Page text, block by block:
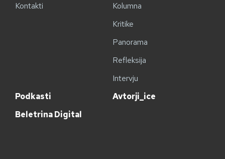
Kontakti
Kolumna
Kritike
Panorama
Refleksija
Intervju
Podkasti
Avtorji_ice
Beletrina Digital